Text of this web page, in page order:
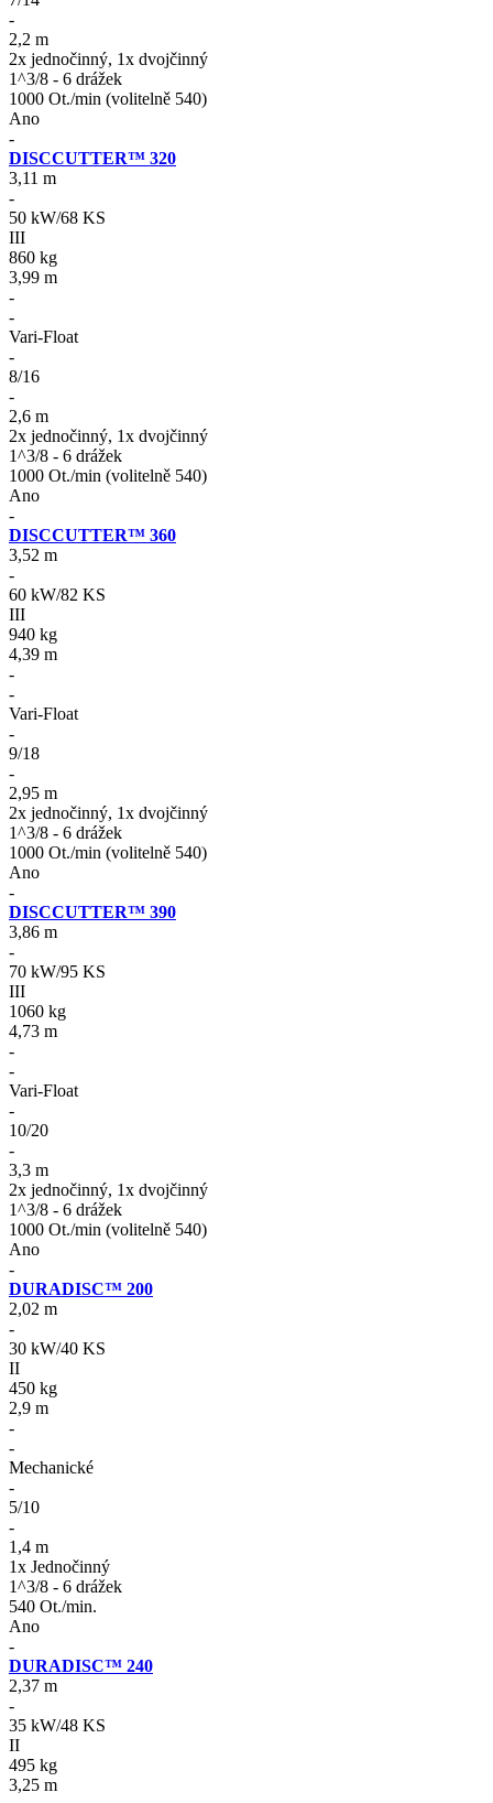
-
2,2 m
2x jednočinný, 1x dvojčinný
1^3/8 - 6 drážek
1000 Ot./min (volitelně 540)
Ano
-
DISCCUTTER™ 320
3,11 m
-
50 kW/68 KS
III
860 kg
3,99 m
-
-
Vari-Float
-
8/16
-
2,6 m
2x jednočinný, 1x dvojčinný
1^3/8 - 6 drážek
1000 Ot./min (volitelně 540)
Ano
-
DISCCUTTER™ 360
3,52 m
-
60 kW/82 KS
III
940 kg
4,39 m
-
-
Vari-Float
-
9/18
-
2,95 m
2x jednočinný, 1x dvojčinný
1^3/8 - 6 drážek
1000 Ot./min (volitelně 540)
Ano
-
DISCCUTTER™ 390
3,86 m
-
70 kW/95 KS
III
1060 kg
4,73 m
-
-
Vari-Float
-
10/20
-
3,3 m
2x jednočinný, 1x dvojčinný
1^3/8 - 6 drážek
1000 Ot./min (volitelně 540)
Ano
-
DURADISC™ 200
2,02 m
-
30 kW/40 KS
II
450 kg
2,9 m
-
-
Mechanické
-
5/10
-
1,4 m
1x Jednočinný
1^3/8 - 6 drážek
540 Ot./min.
Ano
-
DURADISC™ 240
2,37 m
-
35 kW/48 KS
II
495 kg
3,25 m